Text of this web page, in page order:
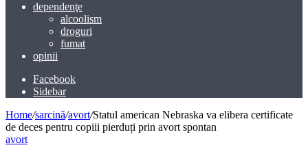
dependenţe
alcoolism
droguri
fumat
opinii
Facebook
Sidebar
Home/sarcină/avort/Statul american Nebraska va elibera certificate
de deces pentru copiii pierduți prin avort spontan
avort